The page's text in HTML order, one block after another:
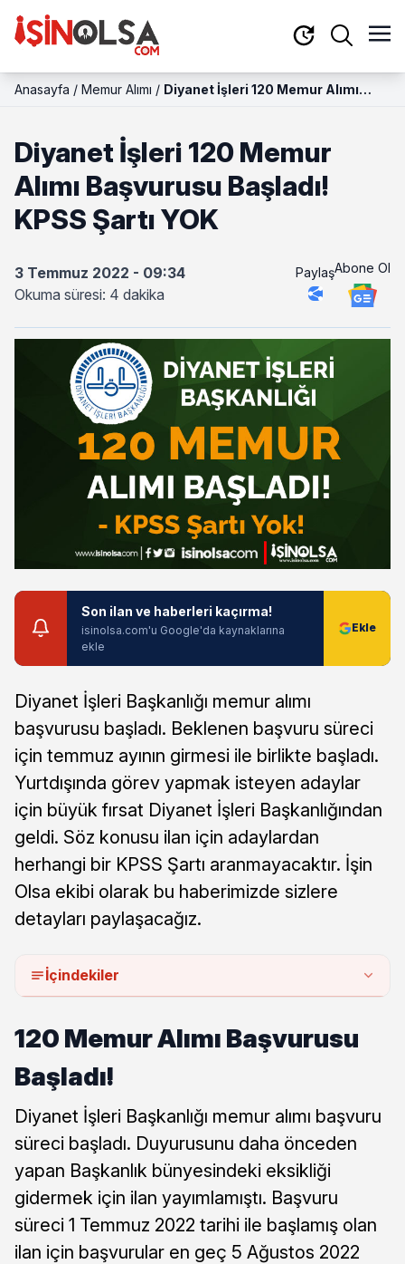
Anasayfa / Memur Alımı / Diyanet İşleri 120 Memur Alımı
Diyanet İşleri 120 Memur
Alımı Başvurusu Başladı!
KPSS Şartı YOK
3 Temmuz 2022 - 09:34
Okuma süresi: 4 dakika
PaylaşAbone Ol
Son ilan ve haberleri kaçırma!
isinolsa.com'u Google'da kaynaklarına
ekle
Diyanet İşleri Başkanlığı memur alımı
başvurusu başladı. Beklenen başvuru süreci
için temmuz ayının girmesi ile birlikte başladı.
Yurtdışında görev yapmak isteyen adaylar
için büyük fırsat Diyanet İşleri Başkanlığından
geldi. Söz konusu ilan için adaylardan
herhangi bir KPSS Şartı aranmayacaktır. İşin
Olsa ekibi olarak bu haberimizde sizlere
detayları paylaşacağız.
İçindekiler
120 Memur Alımı Başvurusu
Başladı!
Diyanet İşleri Başkanlığı memur alımı başvuru
süreci başladı. Duyurusunu daha önceden
yapan Başkanlık bünyesindeki eksikliği
gidermek için ilan yayımlamıştı. Başvuru
süreci 1 Temmuz 2022 tarihi ile başlamış olan
ilan için başvurular en geç 5 Ağustos 2022